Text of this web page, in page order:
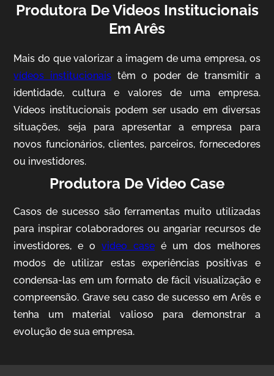
Mosaic
Produtora De Videos Institucionais
Em Arês
Mais do que valorizar a imagem de uma empresa, os
vídeos institucionais têm o poder de transmitir a
identidade, cultura e valores de uma empresa.
Vídeos institucionais podem ser usado em diversas
situações, seja para apresentar a empresa para
novos funcionários, clientes, parceiros, fornecedores
ou investidores.
Produtora De Video Case
Casos de sucesso são ferramentas muito utilizadas
para inspirar colaboradores ou angariar recursos de
investidores, e ovideo case é um dos melhores
modos de utilizar estas experiências positivas e
condensa-las em um formato de fácil visualização e
compreensão. Grave seu caso de sucesso em Arês e
tenha um material valioso para demonstrar a
evolução de sua empresa.